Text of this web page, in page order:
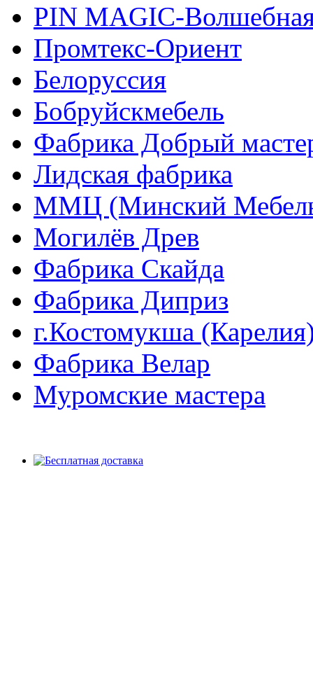
PIN MAGIС-
Промтекс-Ориент
Белоруссия
Бобруйскмебель
Фабрика Добрый
Лидская фабрика
ММЦ (Минский
Могилёв Древ
Фабрика Скайда
Фабрика Диприз
г.Костомукша
Фабрика Велар
Муромские мастера